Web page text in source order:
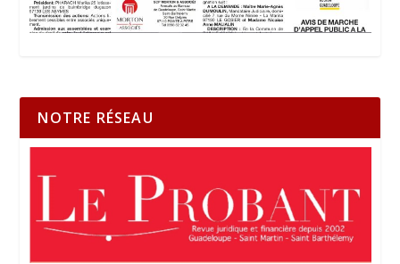
NOTRE RÉSEAU